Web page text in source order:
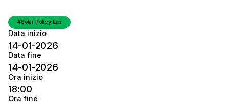
Solar Policy Lab
Data inizio
14-01-2026
Data fine
14-01-2026
Ora inizio
18:00
Ora fine